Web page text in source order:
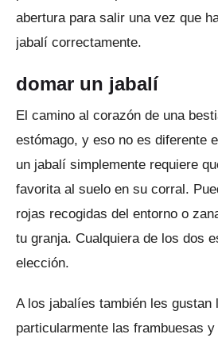
abertura para salir una vez que
jabalí correctamente.
domar un jabalí
El camino al corazón de una
estómago, y eso no es diferente
un jabalí simplemente requiere
favorita al suelo en su corral.
rojas recogidas del entorno o
tu granja. Cualquiera de los dos
elección.
A los jabalíes también les gustan
particularmente las frambuesas